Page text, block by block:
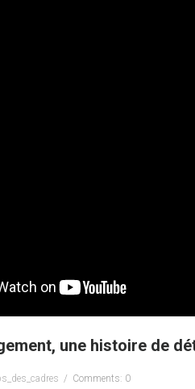
une histoire de
Comments: 0